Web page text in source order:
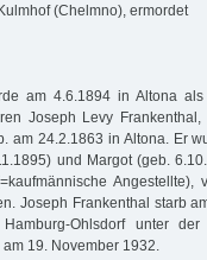
(Chelmno), ermordet
am 4.6.1894 in Altona
Joseph Levy
am 24.2.1863 in Altona. Er
und Margot (geb.
Angestellte),
Joseph Frankenthal starb
Ohlsdorf unter der
19. November 1932.